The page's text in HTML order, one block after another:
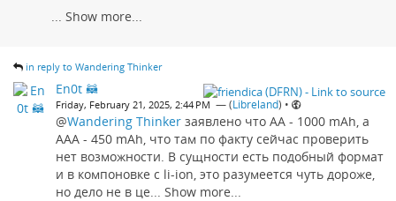
... Show more...
in reply to Wandering Thinker
En0t 🦝
Friday, February 21, 2025, 2:44 PM — (Libreland) •
@Wandering Thinker заявлено что AA - 1000 mAh, а
AAA - 450 mAh, что там по факту сейчас проверить
нет возможности. В сущности есть подобный формат
и в компоновке с li-ion, это разумеется чуть дороже,
но дело не в це... Show more...